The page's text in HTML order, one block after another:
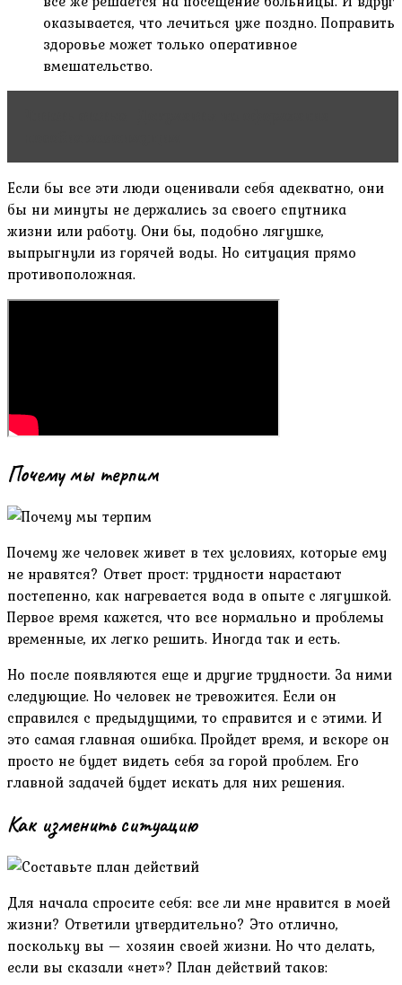
оказывается, что лечиться уже поздно. Поправить
здоровье может только оперативное
вмешательство.
Если бы все эти люди оценивали себя адекватно, они
бы ни минуты не держались за своего спутника
жизни или работу. Они бы, подобно лягушке,
выпрыгнули из горячей воды. Но ситуация прямо
противоположная.
Почему мы терпим
Почему же человек живет в тех условиях, которые ему
не нравятся? Ответ прост: трудности нарастают
постепенно, как нагревается вода в опыте с лягушкой.
Первое время кажется, что все нормально и проблемы
временные, их легко решить. Иногда так и есть.
Но после появляются еще и другие трудности. За ними
следующие. Но человек не тревожится. Если он
справился с предыдущими, то справится и с этими. И
это самая главная ошибка. Пройдет время, и вскоре он
просто не будет видеть себя за горой проблем. Его
главной задачей будет искать для них решения.
Как изменить ситуацию
Для начала спросите себя: все ли мне нравится в моей
жизни? Ответили утвердительно? Это отлично,
поскольку вы — хозяин своей жизни. Но что делать,
если вы сказали «нет»? План действий таков: